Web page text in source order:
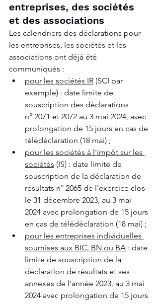
entreprises, des sociétés
et des associations
Les calendriers des déclarations pour
les entreprises, les sociétés et les
associations ont déjà été
communiqués :
pour les sociétés IR (SCI par
exemple) : date limite de
souscription des déclarations
n° 2071 et 2072 au 3 mai 2024, avec
prolongation de 15 jours en cas de
télédéclaration (18 mai) ;
pour les sociétés à l'impôt sur les
sociétés (IS) : date limite de
souscription de la déclaration de
résultats n° 2065 de l'exercice clos
le 31 décembre 2023, au 3 mai
2024 avec prolongation de 15 jours
en cas de télédéclaration (18 mai) ;
pour les entreprises individuelles
soumises aux BIC, BN ou BA : date
limite de souscription de la
déclaration de résultats et ses
annexes de l'année 2023, au 3 mai
2024 avec prolongation de 15 jours